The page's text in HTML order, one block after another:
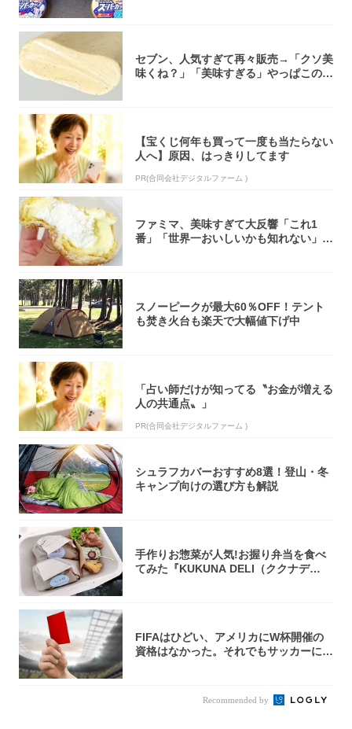
セブン、人気すぎて再々販売→「クソ美
味くね？」「美味すぎる」やっぱこのク
【宝くじ何年も買って一度も当たらない
人へ】原因、はっきりしてます
PR(合同会社デジタルファーム )
ファミマ、美味すぎて大反響「これ1
番」「世界一おいしいかも知れない」
スノーピークが最大60％OFF！テント
も焚き火台も楽天で大幅値下げ中
「占い師だけが知ってる〝お金が増える
人の共通点〟」
PR(合同会社デジタルファーム )
シュラフカバーおすすめ8選！登山・冬
キャンプ向けの選び方も解説
手作りお惣菜が人気!お握り弁当を食べ
てみた『KUKUNA DELI（ククナデ
FIFAはひどい、アメリカにW杯開催の
資格はなかった。それでもサッカーには
Recommended by